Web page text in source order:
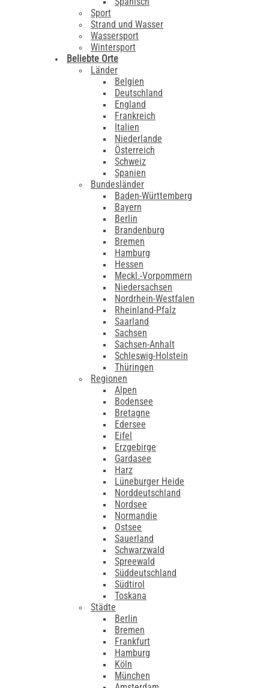
Sport
Strand und Wasser
Wassersport
Wintersport
Beliebte Orte
Länder
Belgien
Deutschland
England
Frankreich
Italien
Niederlande
Österreich
Schweiz
Spanien
Bundesländer
Baden-Württemberg
Bayern
Berlin
Brandenburg
Bremen
Hamburg
Hessen
Meckl.-Vorpommern
Niedersachsen
Nordrhein-Westfalen
Rheinland-Pfalz
Saarland
Sachsen
Sachsen-Anhalt
Schleswig-Holstein
Thüringen
Regionen
Alpen
Bodensee
Bretagne
Edersee
Eifel
Erzgebirge
Gardasee
Harz
Lüneburger Heide
Norddeutschland
Nordsee
Normandie
Ostsee
Sauerland
Schwarzwald
Spreewald
Süddeutschland
Südtirol
Toskana
Städte
Berlin
Bremen
Frankfurt
Hamburg
Köln
München